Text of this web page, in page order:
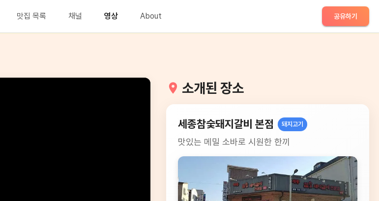
맛집 목록 채널 영상 About 공유하기
소개된 장소
세종참숯돼지갈비 본점 돼지고기
맛있는 메밀 소바로 시원한 한끼